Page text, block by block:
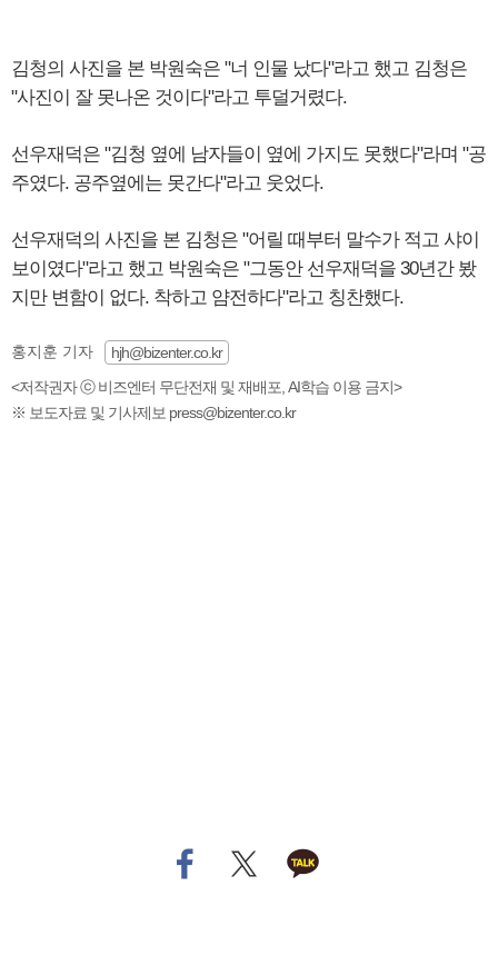
김청의 사진을 본 박원숙은 "너 인물 났다"라고 했고 김청은
"사진이 잘 못나온 것이다"라고 투덜거렸다.
선우재덕은 "김청 옆에 남자들이 옆에 가지도 못했다"라며 "공
주였다. 공주옆에는 못간다"라고 웃었다.
선우재덕의 사진을 본 김청은 "어릴 때부터 말수가 적고 샤이
보이였다"라고 했고 박원숙은 "그동안 선우재덕을 30년간 봤
지만 변함이 없다. 착하고 얌전하다"라고 칭찬했다.
홍지훈 기자
hjh@bizenter.co.kr
<저작권자 ⓒ 비즈엔터 무단전재 및 재배포, AI학습 이용 금지>
※ 보도자료 및 기사제보 press@bizenter.co.kr